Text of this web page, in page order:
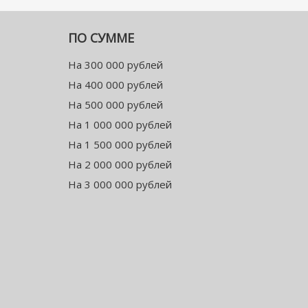
ПО СУММЕ
На 300 000 рублей
На 400 000 рублей
На 500 000 рублей
На 1 000 000 рублей
На 1 500 000 рублей
На 2 000 000 рублей
На 3 000 000 рублей